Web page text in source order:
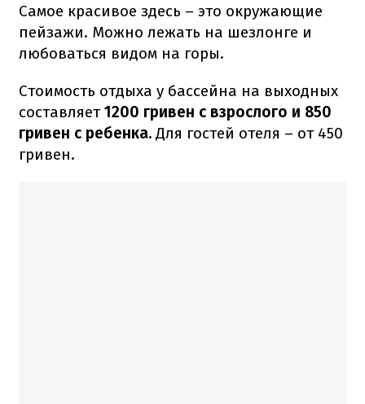
Самое красивое здесь – это окружающие
пейзажи. Можно лежать на шезлонге и
любоваться видом на горы.
Стоимость отдыха у бассейна на выходных
составляет1200 гривен с взрослого и 850
гривен с ребенка. Для гостей отеля – от 450
гривен.